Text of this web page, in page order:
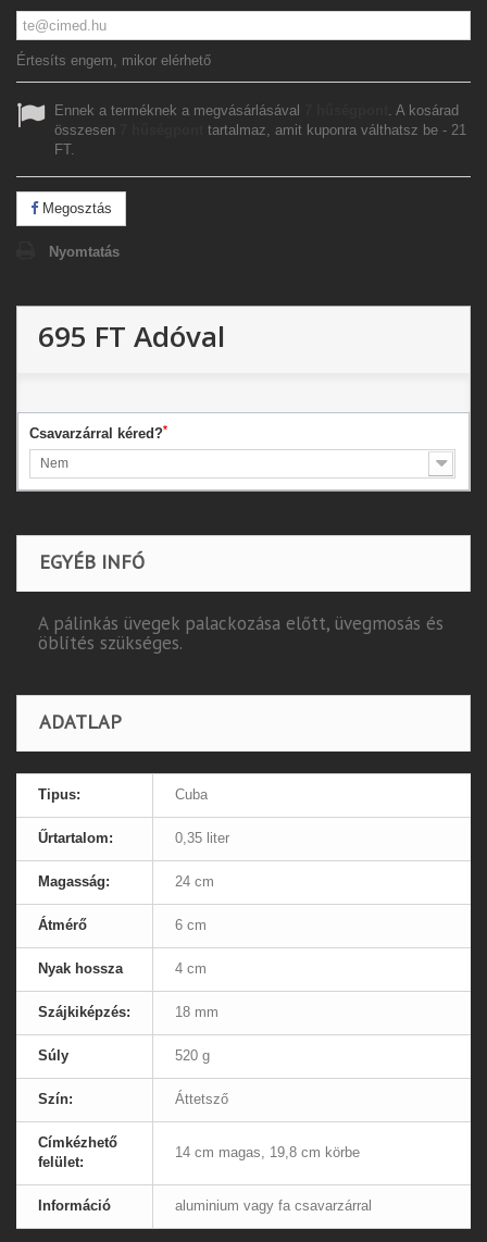
Értesíts engem, mikor elérhető
Ennek a terméknek a megvásárlásával
. A kosárad
összesen
tartalmaz, amit kuponra válthatsz be - 21
FT.
Megosztás
Nyomtatás
695 FT Adóval
Csavarzárral kéred?*
Nem
EGYÉB INFÓ
A pálinkás üvegek palackozása előtt, üvegmosás és
öblítés szükséges.
ADATLAP
Tipus: Cuba
Űrtartalom: 0,35 liter
Magasság: 24 cm
Átmérő 6 cm
Nyak hossza 4 cm
Szájkiképzés: 18 mm
Súly 520 g
Szín: Áttetsző
Címkézhető
felület:
14 cm magas, 19,8 cm körbe
Információ aluminium vagy fa csavarzárral